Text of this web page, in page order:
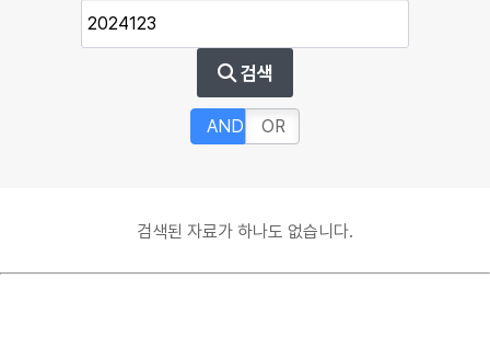
검색
AND OR
검색된 자료가 하나도 없습니다.